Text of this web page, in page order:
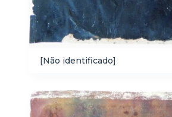
[Não identificado]